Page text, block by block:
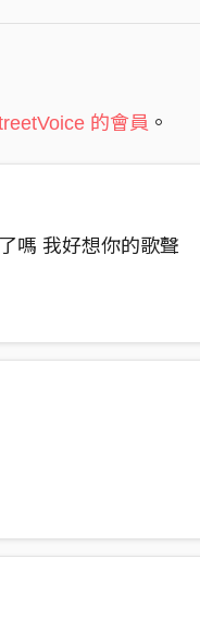
down
star
的會員 。
嗎 我好想你的歌聲